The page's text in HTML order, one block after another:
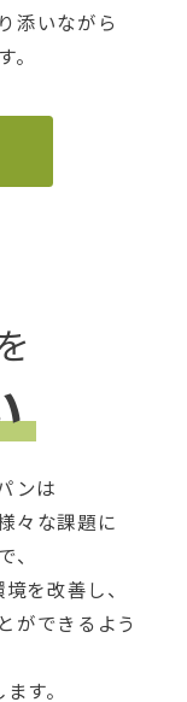
添いながら
ンは
々な課題に
を改善し、
ができるよう
す。